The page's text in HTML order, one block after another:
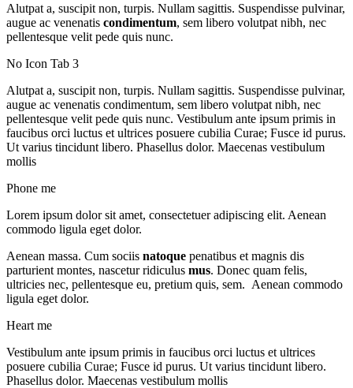
Alutpat a, suscipit non, turpis. Nullam sagittis. Suspendisse pulvinar,
augue ac venenatis condimentum, sem libero volutpat nibh, nec
pellentesque velit pede quis nunc.
No Icon Tab 3
Alutpat a, suscipit non, turpis. Nullam sagittis. Suspendisse pulvinar,
augue ac venenatis condimentum, sem libero volutpat nibh, nec
pellentesque velit pede quis nunc. Vestibulum ante ipsum primis in
faucibus orci luctus et ultrices posuere cubilia Curae; Fusce id purus.
Ut varius tincidunt libero. Phasellus dolor. Maecenas vestibulum
mollis
Phone me
Lorem ipsum dolor sit amet, consectetuer adipiscing elit. Aenean
commodo ligula eget dolor.
Aenean massa. Cum sociis natoque penatibus et magnis dis
parturient montes, nascetur ridiculus mus. Donec quam felis,
ultricies nec, pellentesque eu, pretium quis, sem. Aenean commodo
ligula eget dolor.
Heart me
Vestibulum ante ipsum primis in faucibus orci luctus et ultrices
posuere cubilia Curae; Fusce id purus. Ut varius tincidunt libero.
Phasellus dolor. Maecenas vestibulum mollis